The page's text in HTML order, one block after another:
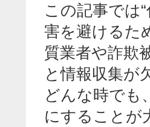
この記事では
害を避けるた
質業者や詐欺
と情報収集が
どんな時でも
にすることが